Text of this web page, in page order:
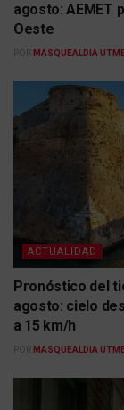
agosto: AEMET
Oeste
POR MASQUEALDIA
ACTUALIDAD
Pronóstico del
agosto: cielo
a 15 km/h
POR MASQUEALDIA